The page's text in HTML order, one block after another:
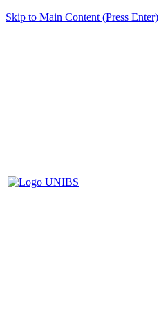
Skip to Main Content (Press Enter)